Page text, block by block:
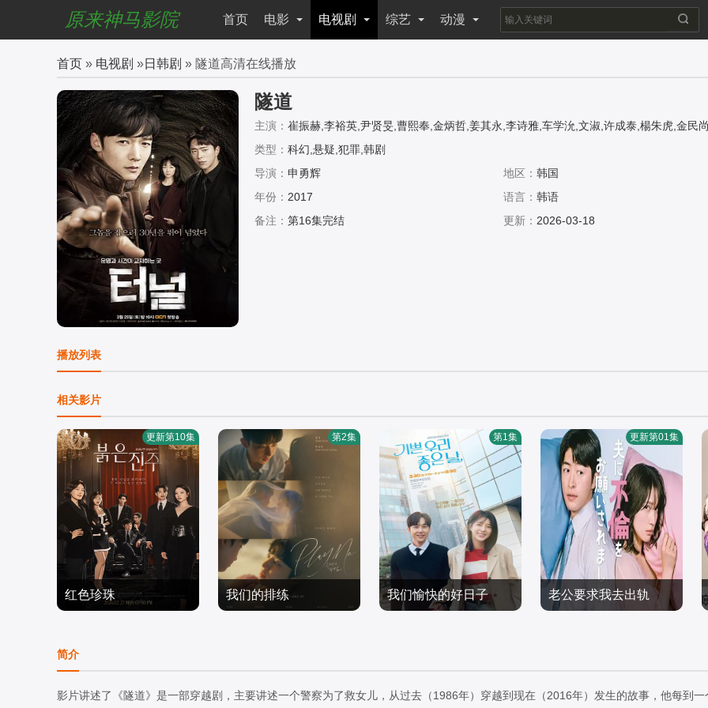
原来神马影院 首页 电影 电视剧 综艺 动漫
首页 » 电视剧 »日韩剧 » 隧道高清在线播放
隧道
主演： 崔振赫,李裕英,尹贤旻,曹熙奉,金炳哲,姜其永,李诗雅,车学沇,文淑,许成泰,楊朱虎,金民
赵胜渊,徐恩雅,全镇基
类型： 科幻,悬疑,犯罪,韩剧
导演： 申勇辉 地区： 韩国
年份： 2017 语言： 韩语
备注： 第16集完结 更新： 2026-03-18
播放列表
相关影片
红色珍珠
甫姫,朴真熙,韩振熙,李应
敬,金惠仙,???,??
日韩剧
2026/韩国
更新第10集
我们的排练
2026/韩国
第2集
我们愉快的好日子
多勋,文喜京,李商淑,郑孝
彬,李家豪,郑永琡
2026/韩国
第1集
老公要求我去出轨
百合香,桥本美敦子
2026/日本
更新第01集
简介
影片讲述了《隧道》是一部穿越剧，主要讲述一个警察为了救女儿，从过去（1986年）穿越到现在（2016年）发生的故事，他每到